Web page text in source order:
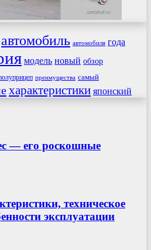
автомобиль автомобиля года
модель новый обзор
преимущества самый
характеристики японский
— его роскошные
техническое
эксплуатации